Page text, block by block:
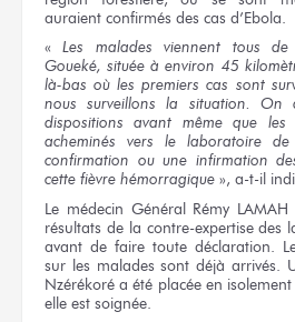
auraient confirmés des cas d’Ebola.
«Les malades viennent tous
Goueké, située à environ 45
là-bas où les premiers cas sont
nous surveillons la situation.
dispositions avant même que
acheminés vers le laboratoire
confirmation ou une infirmation
cette fièvre hémorragique », a-t-il
Le médecin Général Rémy
résultats de la contre-expertise des
avant de faire toute déclaration.
sur les malades sont déjà arrivés.
Nzérékoré a été placée en
elle est soignée.